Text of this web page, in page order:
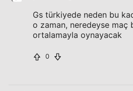
Gs türkiyede neden bu
o zaman, neredeyse maç
ortalamayla oynayacak
0